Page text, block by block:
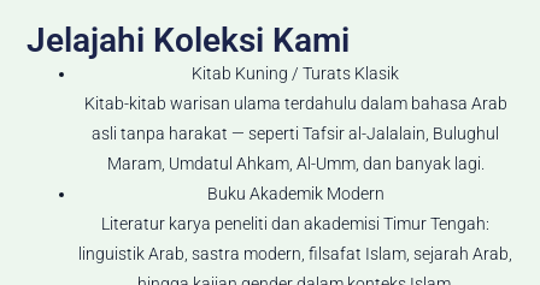
Jelajahi Koleksi Kami
Kitab Kuning / Turats Klasik
Kitab-kitab warisan ulama terdahulu dalam bahasa Arab
asli tanpa harakat — seperti Tafsir al-Jalalain, Bulughul
Maram, Umdatul Ahkam, Al-Umm, dan banyak lagi.
Buku Akademik Modern
Literatur karya peneliti dan akademisi Timur Tengah:
linguistik Arab, sastra modern, filsafat Islam, sejarah Arab,